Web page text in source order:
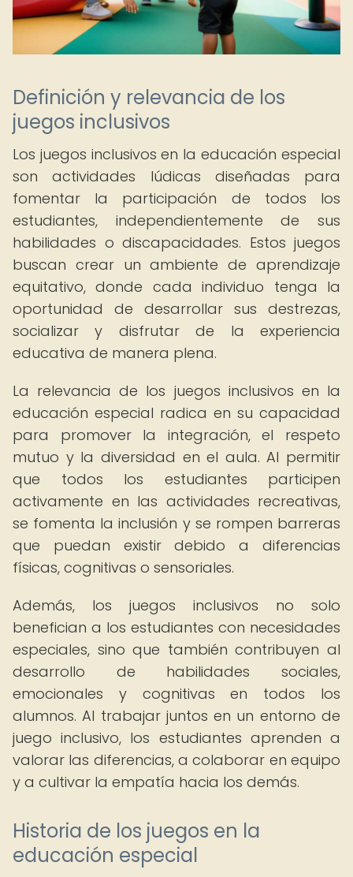
Definición y relevancia de los
juegos inclusivos
Los juegos inclusivos en la educación especial
son actividades lúdicas diseñadas para
fomentar la participación de todos los
estudiantes, independientemente de sus
habilidades o discapacidades. Estos juegos
buscan crear un ambiente de aprendizaje
equitativo, donde cada individuo tenga la
oportunidad de desarrollar sus destrezas,
socializar y disfrutar de la experiencia
educativa de manera plena.
La relevancia de los juegos inclusivos en la
educación especial radica en su capacidad
para promover la integración, el respeto
mutuo y la diversidad en el aula. Al permitir
que todos los estudiantes participen
activamente en las actividades recreativas,
se fomenta la inclusión y se rompen barreras
que puedan existir debido a diferencias
físicas, cognitivas o sensoriales.
Además, los juegos inclusivos no solo
benefician a los estudiantes con necesidades
especiales, sino que también contribuyen al
desarrollo de habilidades sociales,
emocionales y cognitivas en todos los
alumnos. Al trabajar juntos en un entorno de
juego inclusivo, los estudiantes aprenden a
valorar las diferencias, a colaborar en equipo
y a cultivar la empatía hacia los demás.
Historia de los juegos en la
educación especial